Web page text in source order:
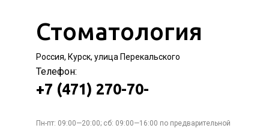
Стоматология
Россия, Курск, улица Перекальского
Телефон:
+7 (471) 270-70-
Пн-пт: 09:00—20:00; сб: 09:00—16:00 по предварительной